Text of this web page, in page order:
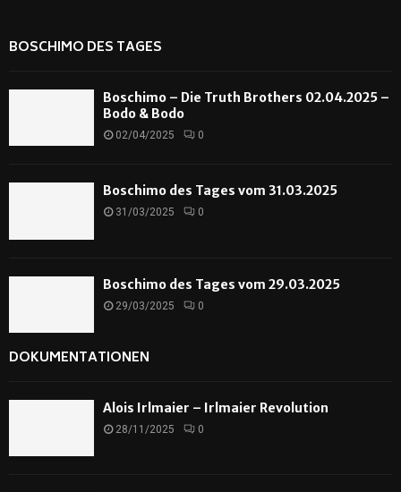
BOSCHIMO DES TAGES
Boschimo – Die Truth Brothers 02.04.2025 –
Bodo & Bodo
02/04/2025 0
Boschimo des Tages vom 31.03.2025
31/03/2025 0
Boschimo des Tages vom 29.03.2025
29/03/2025 0
DOKUMENTATIONEN
Alois Irlmaier – Irlmaier Revolution
28/11/2025 0